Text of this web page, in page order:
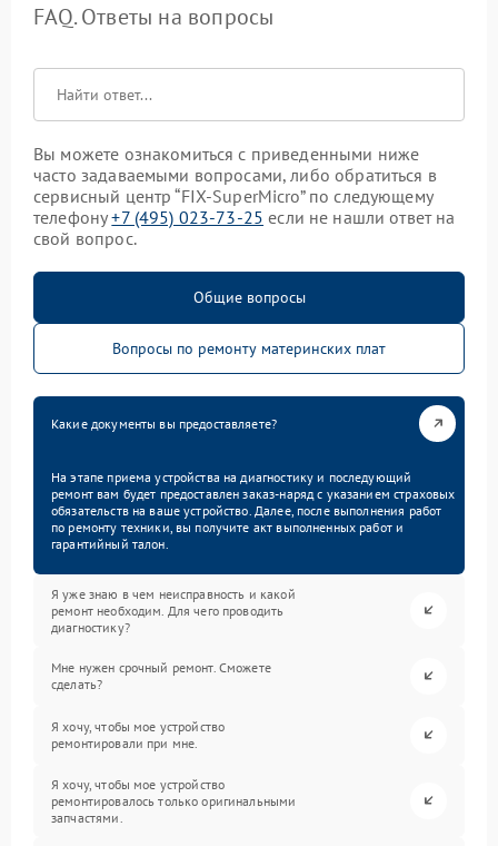
FAQ. Ответы на вопросы
Вы можете ознакомиться с приведенными ниже
часто задаваемыми вопросами, либо обратиться в
сервисный центр “FIX-SuperMicro” по следующему
телефону+7 (495) 023-73-25 если не нашли ответ на
свой вопрос.
Общие вопросы
Вопросы по ремонту материнских плат
Какие документы вы предоставляете?
На этапе приема устройства на диагностику и последующий
ремонт вам будет предоставлен заказ-наряд с указанием страховых
обязательств на ваше устройство. Далее, после выполнения работ
по ремонту техники, вы получите акт выполненных работ и
гарантийный талон.
Я уже знаю в чем неисправность и какой
ремонт необходим. Для чего проводить
диагностику?
Мне нужен срочный ремонт. Сможете
сделать?
Я хочу, чтобы мое устройство
ремонтировали при мне.
Я хочу, чтобы мое устройство
ремонтировалось только оригинальными
запчастями.